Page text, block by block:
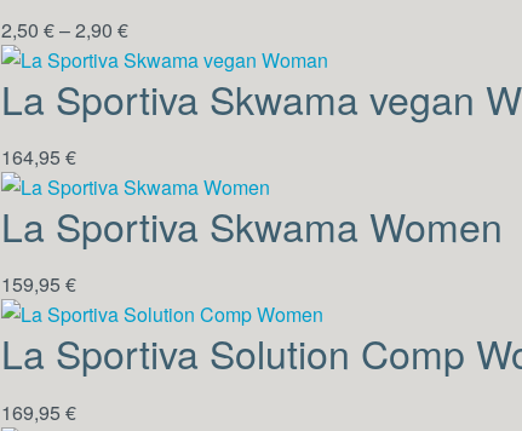
2,50 €–2,90 €
La Sportiva Skwama vegan
164,95 €
La Sportiva Skwama Women
159,95 €
La Sportiva Solution Comp
169,95 €